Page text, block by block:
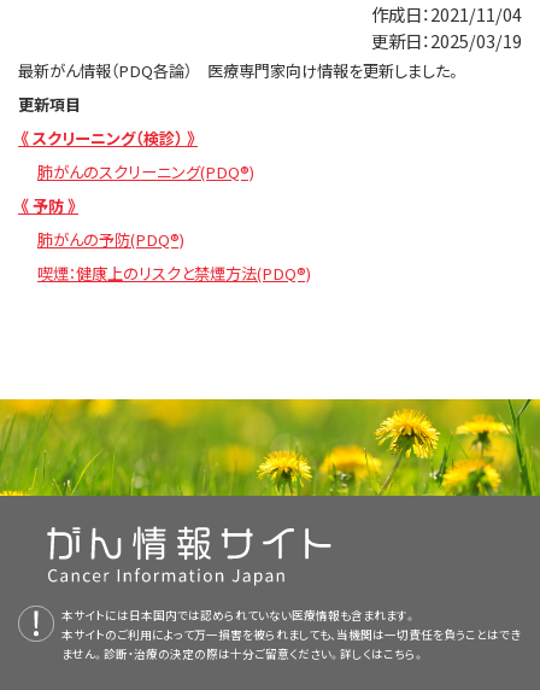
2021/11/04
2025/03/19
最新がん情報（PDQ各論） 医療専門家向け情報を更新しました。
更新項目
《 スクリーニング（検診） 》
肺がんのスクリーニング(PDQ®)
《 予防 》
肺がんの予防(PDQ®)
喫煙：健康上のリスクと禁煙方法(PDQ®)
本サイトには日本国内では認められていない医療情報も含まれます。
本サイトのご利用によって万一損害を被られましても、当機関は一切責任を負うことはでき
ません。診断・治療の決定の際は十分ご留意ください。詳しくはこちら。